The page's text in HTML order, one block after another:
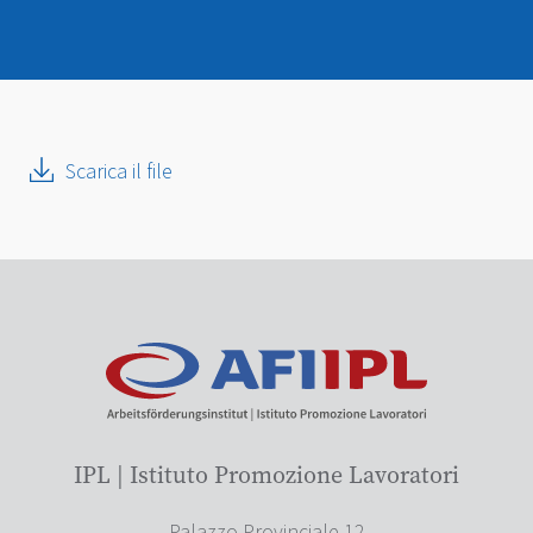
Scarica il file
IPL | Istituto Promozione Lavoratori